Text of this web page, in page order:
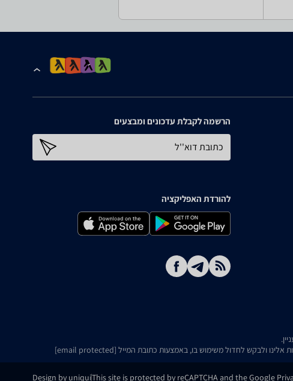
הרשמה לקבלת עדכונים ומבצעים
כתובת דוא''ל
להורדת האפליקציה
אלינו ולבקש לחדול משימוש בו, באמצעות כתובת המייל [email protected]
This site is protected by reCAPTCHA and the Google
Design by uniqui